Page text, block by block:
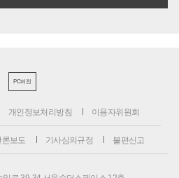
PC버전
개인정보처리방침 이용자위원회
론보도 기사심의규정 불편신고